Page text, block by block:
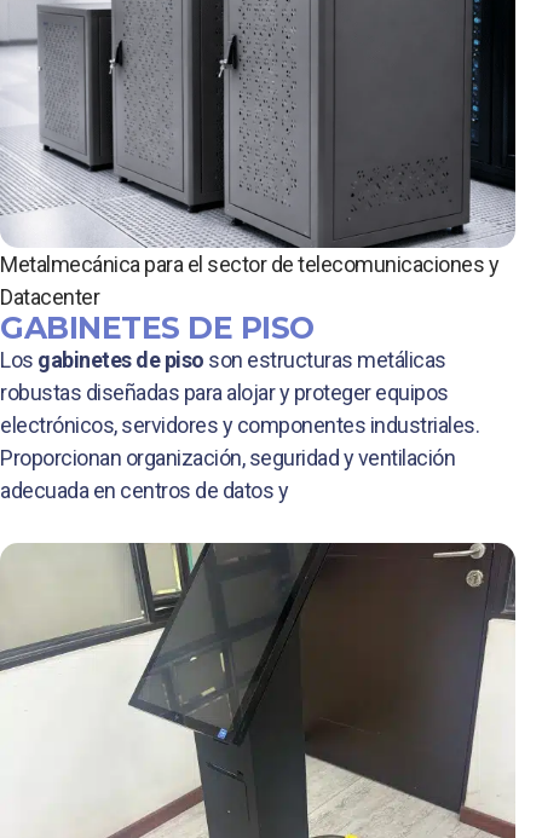
Metalmecánica para el sector de telecomunicaciones y
Datacenter
GABINETES DE PISO
Los gabinetes de piso son estructuras metálicas
robustas diseñadas para alojar y proteger equipos
electrónicos, servidores y componentes industriales.
Proporcionan organización, seguridad y ventilación
adecuada en centros de datos y